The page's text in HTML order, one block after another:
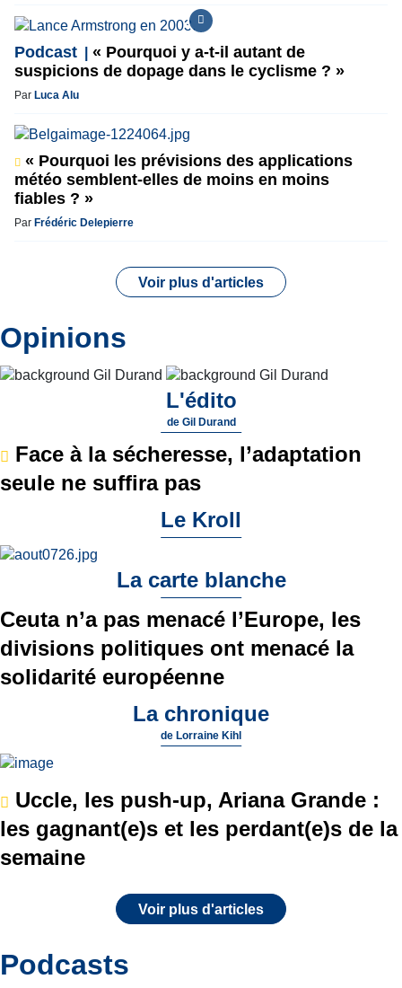
Podcast
« Pourquoi y a-t-il autant de
suspicions de dopage dans le cyclisme ? »
Par Luca Alu
« Pourquoi les prévisions des applications
météo semblent-elles de moins en moins
fiables ? »
Par Frédéric Delepierre
Voir plus d'articles
Opinions
L'édito
de Gil Durand
Face à la sécheresse, l’adaptation
seule ne suffira pas
Le Kroll
La carte blanche
Ceuta n’a pas menacé l’Europe, les
divisions politiques ont menacé la
solidarité européenne
La chronique
de Lorraine Kihl
Uccle, les push-up, Ariana Grande :
les gagnant(e)s et les perdant(e)s de la
semaine
Voir plus d'articles
Podcasts